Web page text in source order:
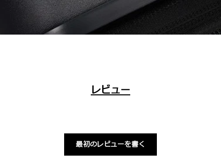
レビュー
最初のレビューを書く